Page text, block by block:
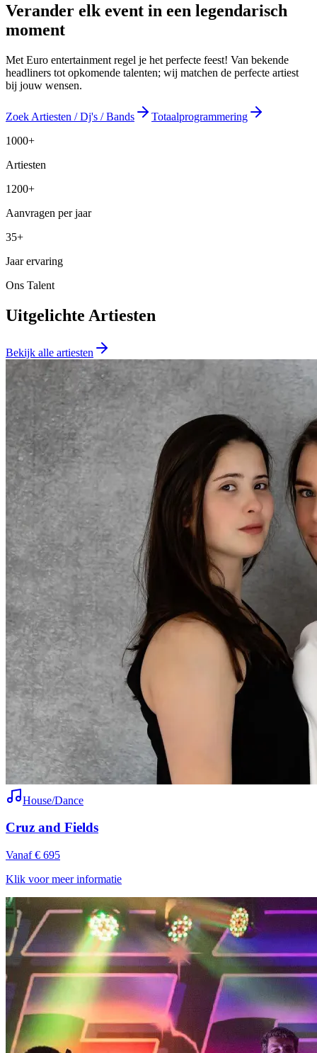
Verander elk event in een legendarisch
moment
Met Euro entertainment regel je het perfecte feest! Van bekende
headliners tot opkomende talenten; wij matchen de perfecte artiest
bij jouw wensen.
Zoek Artiesten / Dj's / Bands
Totaalprogrammering
1000+
Artiesten
1200+
Aanvragen per jaar
35+
Jaar ervaring
Ons Talent
Uitgelichte Artiesten
Bekijk alle artiesten
House/Dance
Cruz and Fields
Vanaf € 695
Klik voor meer informatie